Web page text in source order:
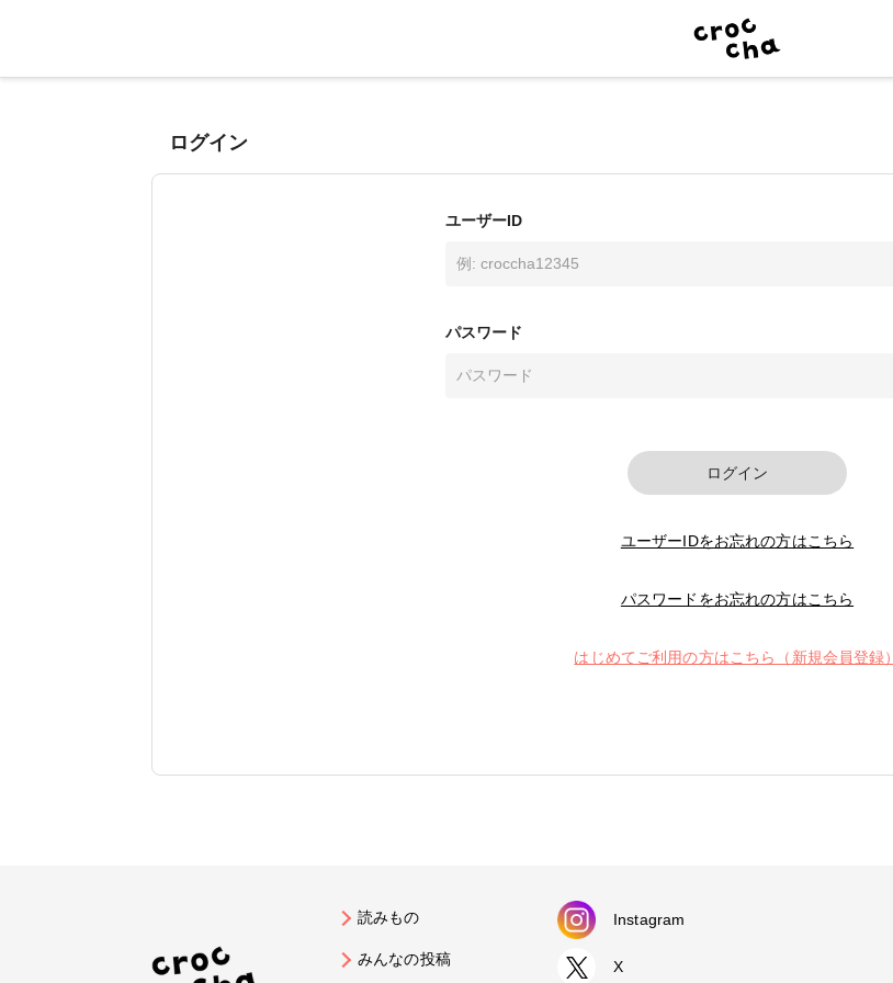
ログイン
ユーザーID
パスワード
ログイン
ユーザーIDをお忘れの方はこちら
パスワードをお忘れの方はこちら
はじめてご利用の方はこちら（新規会員登録）
読みもの
みんなの投稿
Instagram
X